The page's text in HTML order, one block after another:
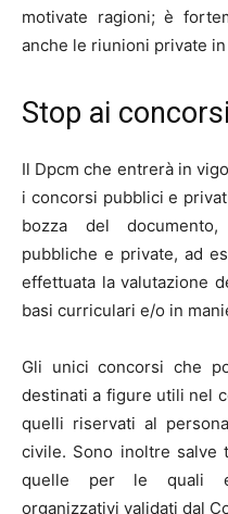
motivate ragioni; è
anche le riunioni private
Stop ai
Il Dpcm che entrerà in
i concorsi pubblici e
bozza del
pubbliche e private, ad
effettuata la valutazione
basi curriculari e/o in
Gli unici concorsi che
destinati a figure utili nel
quelli riservati al
civile. Sono inoltre salve
quelle per le quali
organizzativi validati dal